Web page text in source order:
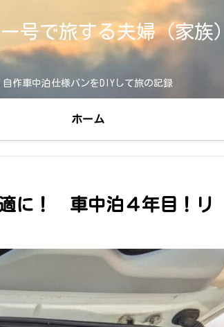
号で旅する夫婦（家族）
自作車中泊仕様バンをDIYして旅の記録
ホーム
に！ 車中泊４年目！リ